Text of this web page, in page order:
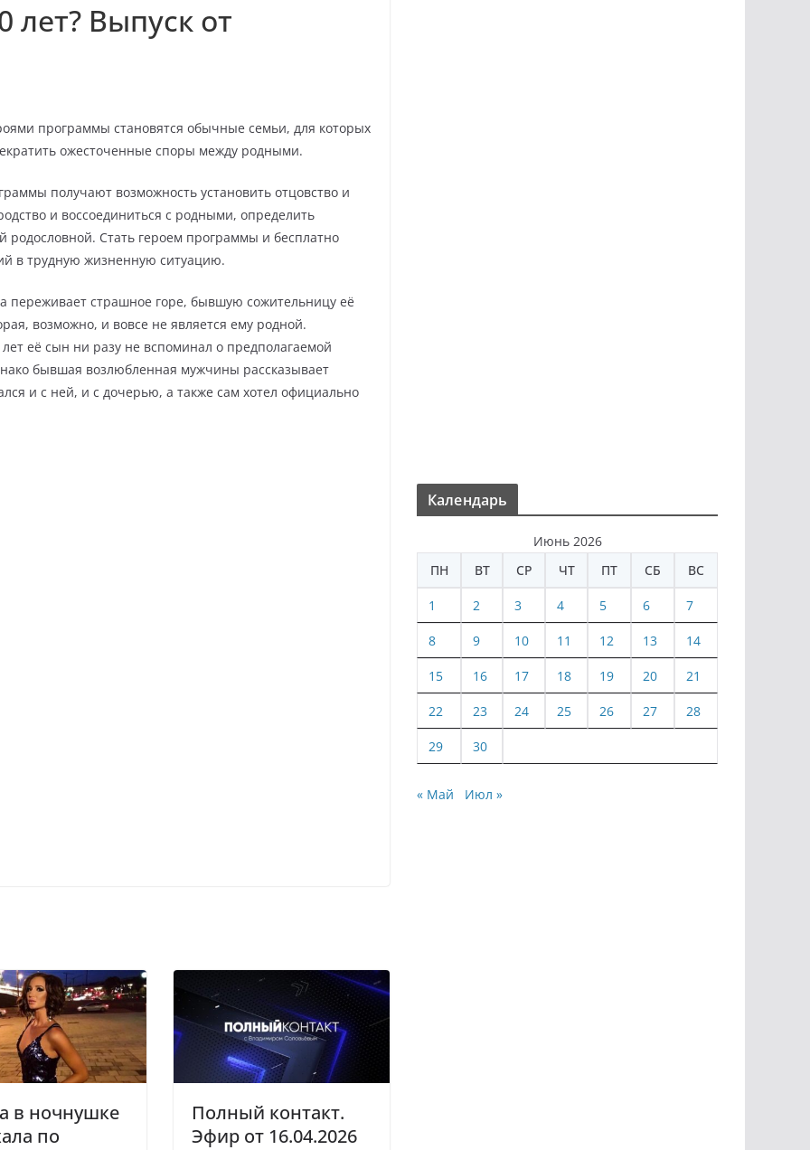
лет? Выпуск от
программы становятся обычные семьи, для которых
ожесточенные споры между родными.
получают возможность установить отцовство и
и воссоединиться с родными, определить
родословной. Стать героем программы и бесплатно
в трудную жизненную ситуацию.
страшное горе, бывшую сожительницу её
возможно, и вовсе не является ему родной.
её сын ни разу не вспоминал о предполагаемой
бывшая возлюбленная мужчины рассказывает
и с ней, и с дочерью, а также сам хотел официально
в ночнушке
по
Полный контакт.
Эфир от 16.04.2026
Календарь
Июнь 2026
ПН
ВТ СР ЧТ ПТ СБ ВС
1 2 3 4 5 6 7
8 9 10 11 12 13 14
15 16 17 18 19 20 21
22 23 24 25 26 27 28
29 30
« Май Июл »